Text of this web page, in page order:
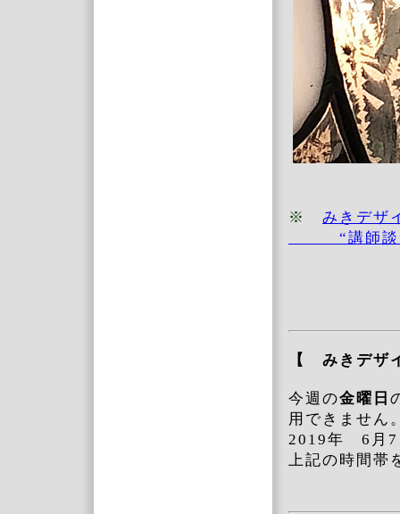
※ みきデ
“講師談”
【 みきデ
今週の金曜日
用できません
2019年 6月
上記の時間帯